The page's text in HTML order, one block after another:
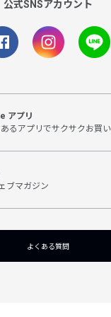
公式SNSアカウント
アプリ
るアプリでサクサクお買
ブマガジン
よくある質問